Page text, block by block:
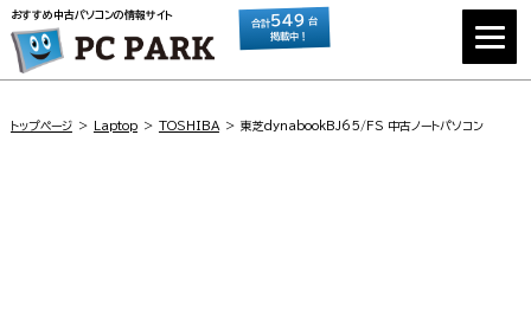
おすすめ中古パソコンの情報サイト
合計549 台
掲載中！
トップページ Laptop TOSHIBA 東芝dynabookBJ65/FS 中古ノートパソコン